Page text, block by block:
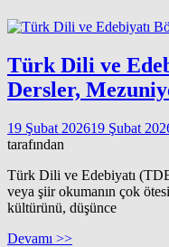
Türk Dili ve
Dersler,
19 Şubat 202619 Şubat
tarafından
Türk Dili ve Edebiyatı
veya şiir okumanın çok
kültürünü, düşünce
Devamı >>